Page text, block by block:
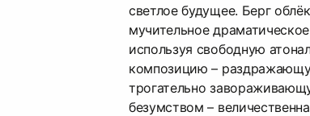
светлое будущее. Берг
мучительное
используя свободную
композицию –
трогательно
безумством –